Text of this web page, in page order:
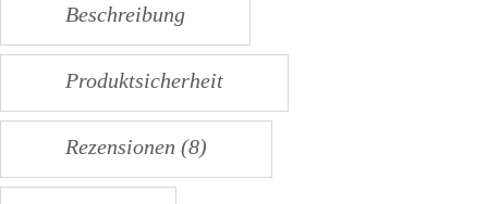
Beschreibung
Produktsicherheit
Rezensionen (8)